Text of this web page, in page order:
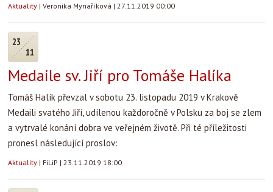
Aktuality | Veronika Mynaříková | 27.11.2019 00:00
23
11
Medaile sv. Jiří pro Tomáše Halíka
Tomáš Halík převzal v sobotu 23. listopadu 2019 v Krakově
Medaili svatého Jiří, udílenou každoročně v Polsku za boj se zlem
a vytrvalé konání dobra ve veřejném životě. Při té příležitosti
pronesl následující proslov:
Aktuality | FiLiP | 23.11.2019 18:00